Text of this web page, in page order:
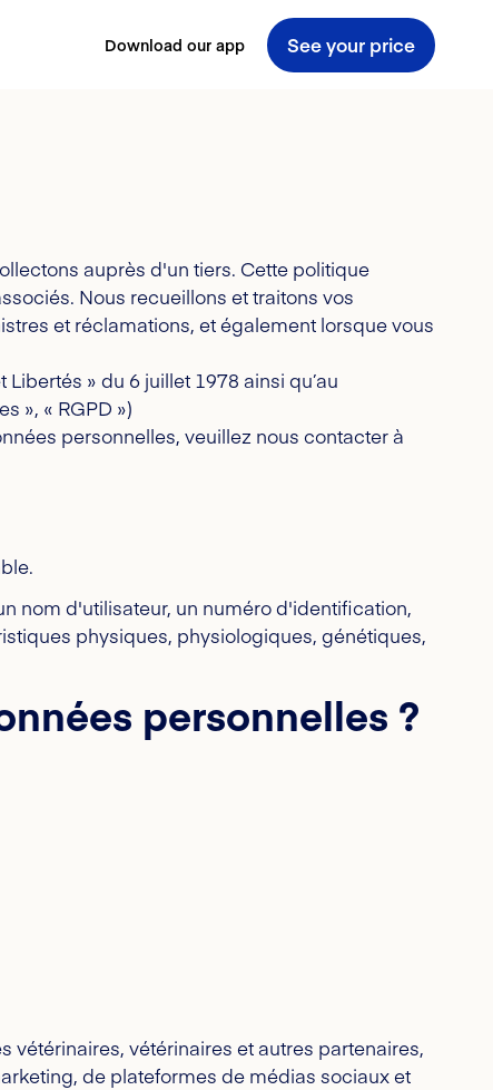
Download our app See your price
auprès d'un tiers. Cette politique
Nous recueillons et traitons vos
et réclamations, et également lorsque vous
» du 6 juillet 1978 ainsi qu’au
», « RGPD »)
personnelles, veuillez nous contacter à
nom d'utilisateur, un numéro d'identification,
physiques, physiologiques, génétiques,
personnelles ?
vétérinaires et autres partenaires,
de plateformes de médias sociaux et